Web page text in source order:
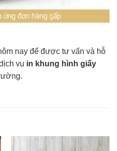
nay để được tư vấn và hỗ
vụ in khung hình giấy